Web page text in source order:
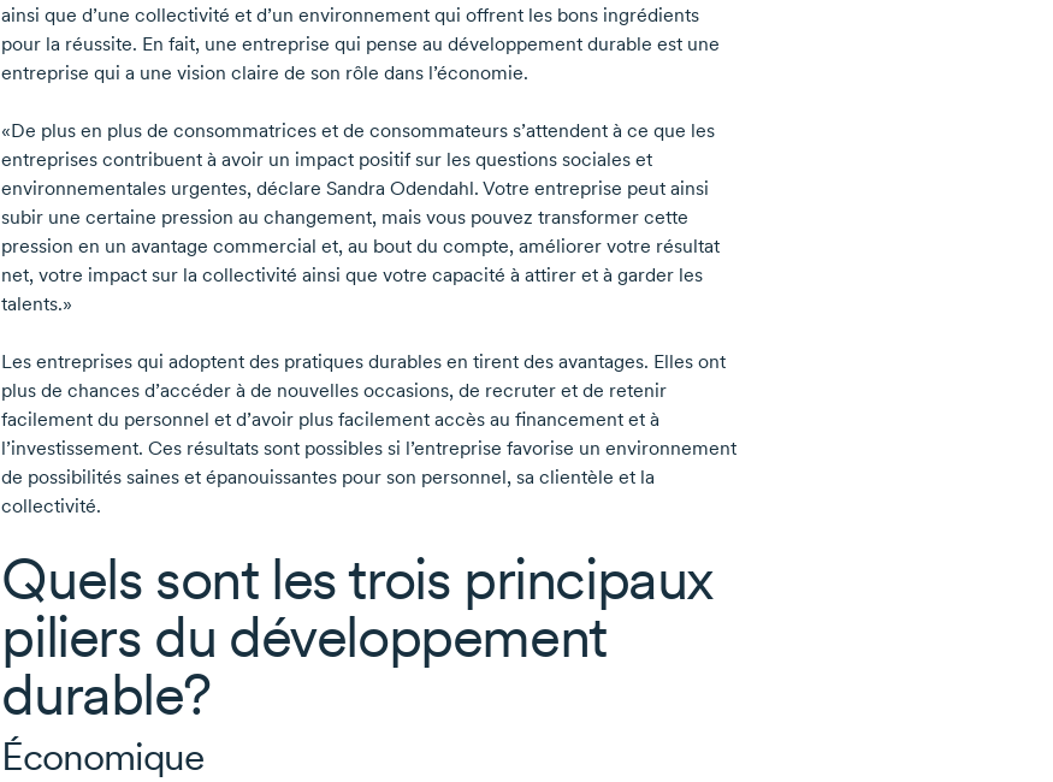
ainsi que d’une collectivité et d’un environnement qui offrent les bons ingrédients
pour la réussite. En fait, une entreprise qui pense au développement durable est une
entreprise qui a une vision claire de son rôle dans l’économie.
«De plus en plus de consommatrices et de consommateurs s’attendent à ce que les
entreprises contribuent à avoir un impact positif sur les questions sociales et
environnementales urgentes, déclareSandra Odendahl. Votre entreprise peut ainsi
subir une certaine pression au changement, mais vous pouvez transformer cette
pression en un avantage commercial et, au bout du compte, améliorer votre résultat
net, votre impact sur la collectivité ainsi que votre capacité à attirer et à garder les
talents.»
Les entreprises qui adoptent des pratiques durables en tirent des avantages. Elles ont
plus de chances d’accéder à de nouvelles occasions, de recruter et de retenir
facilement du personnel et d’avoir plus facilement accès au financement et à
l’investissement. Ces résultats sont possibles si l’entreprise favorise un environnement
de possibilités saines et épanouissantes pour son personnel, sa clientèle et la
collectivité.
Quels sont les trois principaux
piliers du développement
durable?
Économique